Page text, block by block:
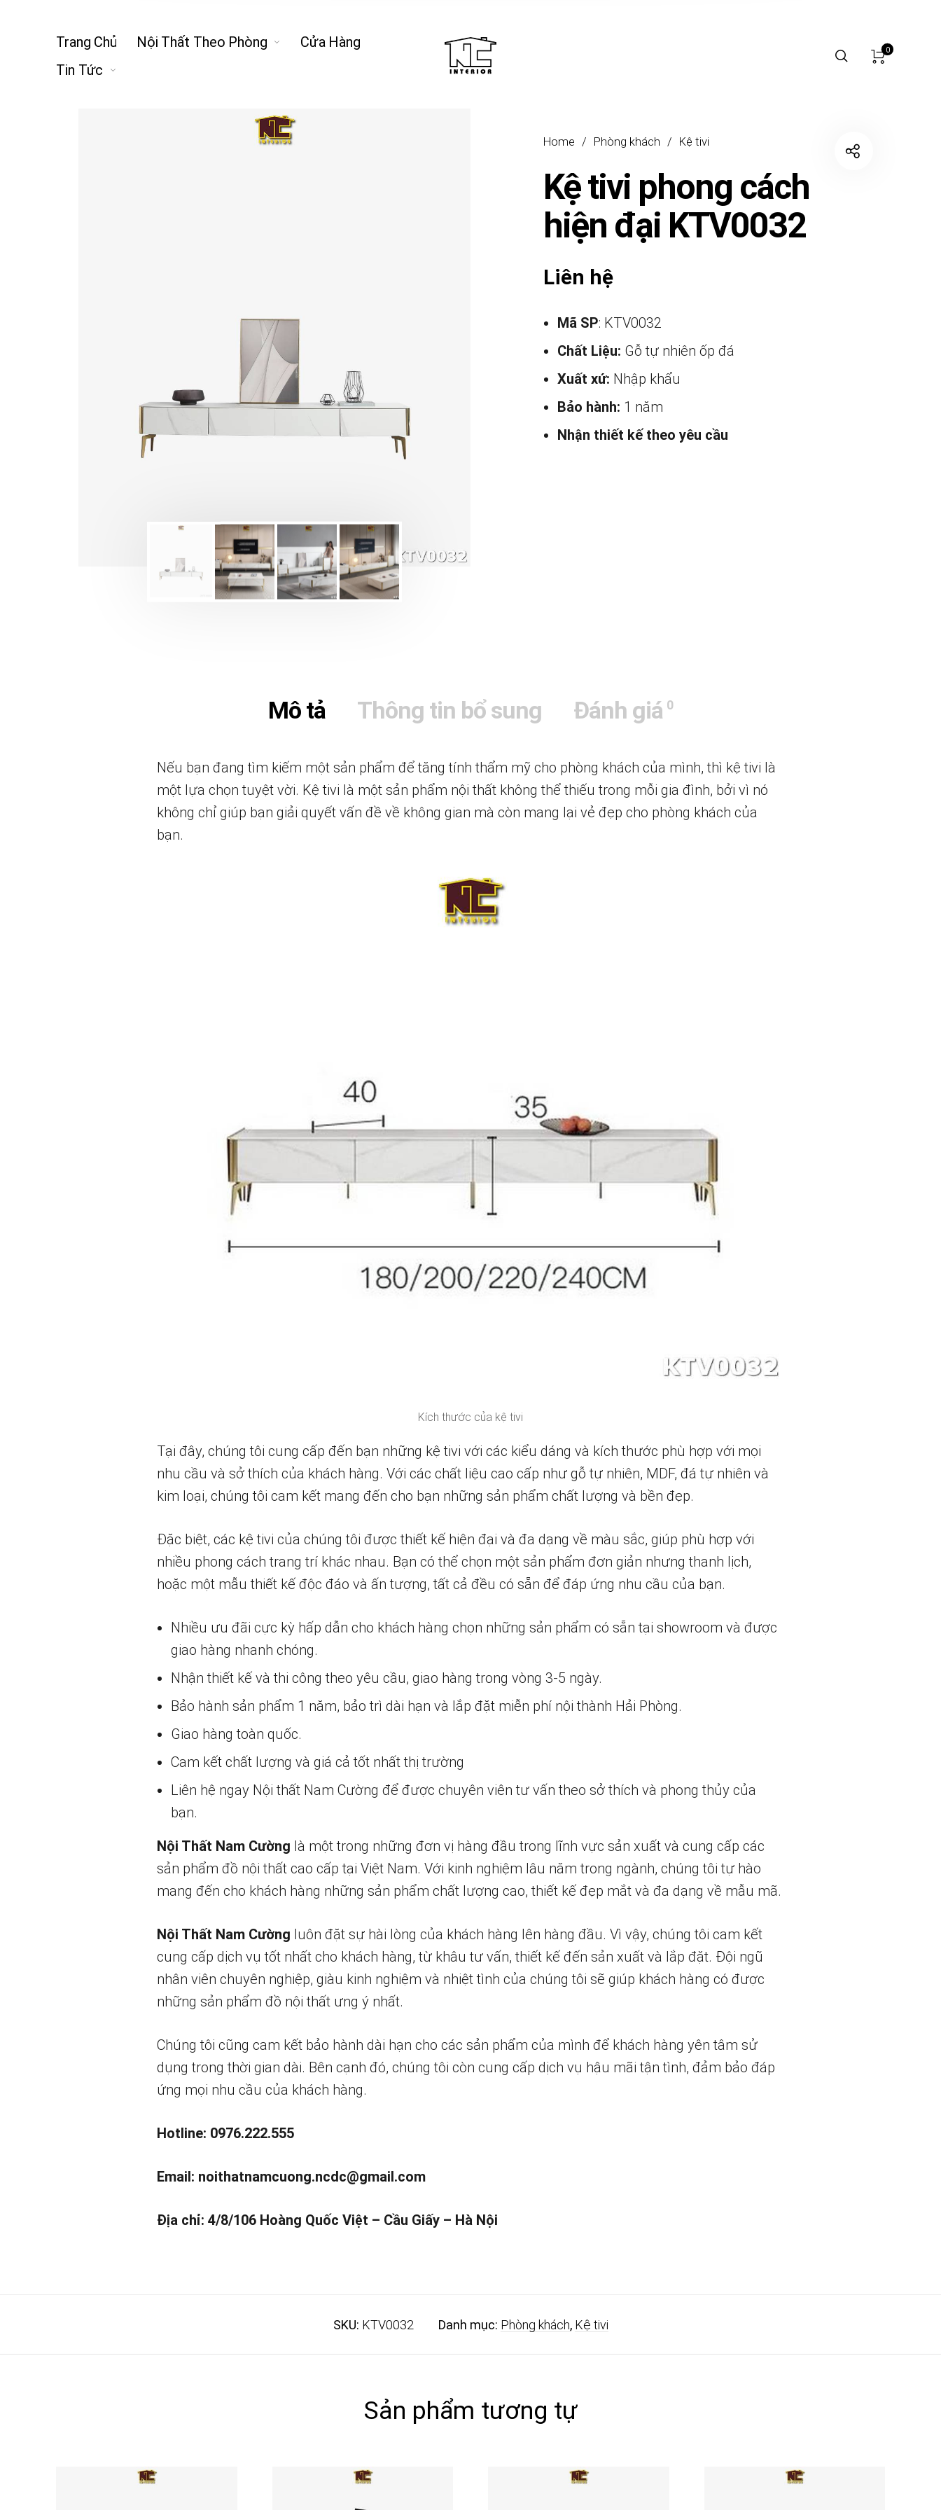
Trang Chủ Nội Thất Theo Phòng
Cửa Hàng
Tin Tức
0
Home / Phòng khách / Kệ tivi
Kệ tivi phong cách
hiện đại KTV0032
Liên hệ
Mã SP: KTV0032
Chất Liệu: Gỗ tự nhiên ốp đá
Xuất xứ: Nhập khẩu
Bảo hành: 1 năm
Nhận thiết kế theo yêu cầu
Mô tả Thông tin bổ sung Đánh giá 0
Nếu bạn đang tìm kiếm một sản phẩm để tăng tính thẩm mỹ cho phòng khách của mình, thì kệ tivi là
một lựa chọn tuyệt vời. Kệ tivi là một sản phẩm nội thất không thể thiếu trong mỗi gia đình, bởi vì nó
không chỉ giúp bạn giải quyết vấn đề về không gian mà còn mang lại vẻ đẹp cho phòng khách của
bạn.
Kích thước của kệ tivi
Tại đây, chúng tôi cung cấp đến bạn những kệ tivi với các kiểu dáng và kích thước phù hợp với mọi
nhu cầu và sở thích của khách hàng. Với các chất liệu cao cấp như gỗ tự nhiên, MDF, đá tự nhiên và
kim loại, chúng tôi cam kết mang đến cho bạn những sản phẩm chất lượng và bền đẹp.
Đặc biệt, các kệ tivi của chúng tôi được thiết kế hiện đại và đa dạng về màu sắc, giúp phù hợp với
nhiều phong cách trang trí khác nhau. Bạn có thể chọn một sản phẩm đơn giản nhưng thanh lịch,
hoặc một mẫu thiết kế độc đáo và ấn tượng, tất cả đều có sẵn để đáp ứng nhu cầu của bạn.
Nhiều ưu đãi cực kỳ hấp dẫn cho khách hàng chọn những sản phẩm có sẵn tại showroom và được
giao hàng nhanh chóng.
Nhận thiết kế và thi công theo yêu cầu, giao hàng trong vòng 3-5 ngày.
Bảo hành sản phẩm 1 năm, bảo trì dài hạn và lắp đặt miễn phí nội thành Hải Phòng.
Giao hàng toàn quốc.
Cam kết chất lượng và giá cả tốt nhất thị trường
Liên hệ ngay Nội thất Nam Cường để được chuyên viên tư vấn theo sở thích và phong thủy của
bạn.
Nội Thất Nam Cường là một trong những đơn vị hàng đầu trong lĩnh vực sản xuất và cung cấp các
sản phẩm đồ nội thất cao cấp tại Việt Nam. Với kinh nghiệm lâu năm trong ngành, chúng tôi tự hào
mang đến cho khách hàng những sản phẩm chất lượng cao, thiết kế đẹp mắt và đa dạng về mẫu mã.
Nội Thất Nam Cường luôn đặt sự hài lòng của khách hàng lên hàng đầu. Vì vậy, chúng tôi cam kết
cung cấp dịch vụ tốt nhất cho khách hàng, từ khâu tư vấn, thiết kế đến sản xuất và lắp đặt. Đội ngũ
nhân viên chuyên nghiệp, giàu kinh nghiệm và nhiệt tình của chúng tôi sẽ giúp khách hàng có được
những sản phẩm đồ nội thất ưng ý nhất.
Chúng tôi cũng cam kết bảo hành dài hạn cho các sản phẩm của mình để khách hàng yên tâm sử
dụng trong thời gian dài. Bên cạnh đó, chúng tôi còn cung cấp dịch vụ hậu mãi tận tình, đảm bảo đáp
ứng mọi nhu cầu của khách hàng.
Hotline: 0976.222.555
Email: noithatnamcuong.ncdc@gmail.com
Địa chỉ: 4/8/106 Hoàng Quốc Việt – Cầu Giấy – Hà Nội
SKU: KTV0032 Danh mục: Phòng khách, Kệ tivi
Sản phẩm tương tự